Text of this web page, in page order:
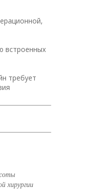
встроенных
требует
хирургии